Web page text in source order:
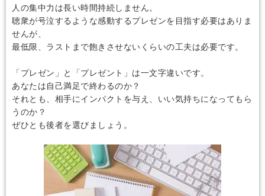
人の集中力は長い時間持続しません。
聴衆が号泣するような感動するプレゼンを目指す必要はありま
せんが、
最低限、ラストまで飽きさせないくらいの工夫は必要です。
「プレゼン」と「プレゼント」は一文字違いです。
あなたは自己満足で終わるのか？
それとも、相手にインパクトを与え、いい気持ちになってもら
うのか？
ぜひとも後者を選びましょう。